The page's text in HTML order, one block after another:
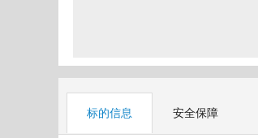
标的信息 安全保障